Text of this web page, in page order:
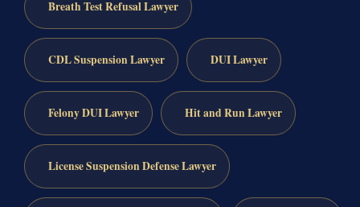
Breath Test Refusal Lawyer
CDL Suspension Lawyer DUI Lawyer
Felony DUI Lawyer Hit and Run Lawyer
License Suspension Defense Lawyer